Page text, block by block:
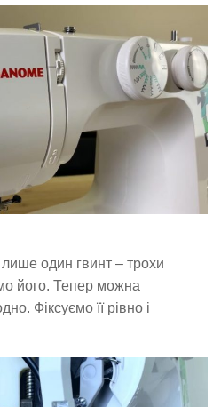
один гвинт – трохи
його. Тепер можна
Фіксуємо її рівно і